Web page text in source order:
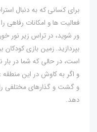
برای کسانی که به دنبال
فعالیت ها و امکانات رفاهی
ور شوید، در تراس زیر نور
بپردازید. زمین بازی
است، در حالی که شما در
و اگر به کاوش در این منطقه
و گشت و گذارهای مختلفی
دهد.